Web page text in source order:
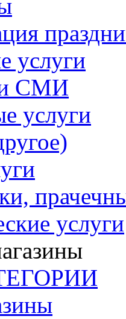
услуги
и СМИ
услуги
услуги